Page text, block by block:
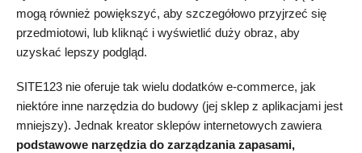
mogą również powiększyć, aby szczegółowo przyjrzeć się
przedmiotowi, lub kliknąć i wyświetlić duży obraz, aby
uzyskać lepszy podgląd.
SITE123 nie oferuje tak wielu dodatków e-commerce, jak
niektóre inne narzędzia do budowy (jej sklep z aplikacjami jest
mniejszy). Jednak kreator sklepów internetowych zawiera
podstawowe narzędzia do zarządzania zapasami,